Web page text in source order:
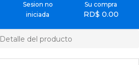
Sesion no
iniciada
Su compra
RD$ 0.00
Detalle del producto